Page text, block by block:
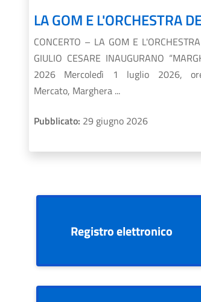
CONCERTO – LA GOM E
GIULIO CESARE INAUGURANO
2026 Mercoledì 1 luglio 2026,
Mercato, Marghera ...
Pubblicato: 29 giugno 2026
Registro elettronico